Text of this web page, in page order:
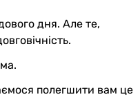
дня. Але те,
полегшити вам це